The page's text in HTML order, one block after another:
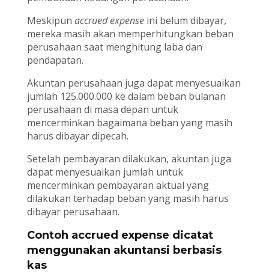
Meskipun accrued expenseini belum dibayar,
mereka masih akan memperhitungkan beban
perusahaan saat menghitung laba dan
pendapatan.
Akuntan perusahaan juga dapat menyesuaikan
jumlah 125.000.000 ke dalam beban bulanan
perusahaan di masa depan untuk
mencerminkan bagaimana beban yang masih
harus dibayar dipecah.
Setelah pembayaran dilakukan, akuntan juga
dapat menyesuaikan jumlah untuk
mencerminkan pembayaran aktual yang
dilakukan terhadap beban yang masih harus
dibayar perusahaan.
Contoh accrued expense dicatat
menggunakan akuntansi berbasis
kas